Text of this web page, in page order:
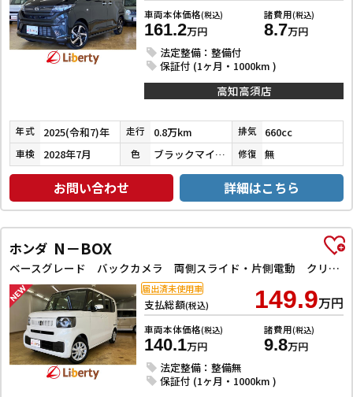
車両本体価格(税込)
161.2万円
諸費用(税込)
8.7万円
法定整備：整備付
保証付 (1ヶ月・1000km )
高知高須店
年式 2025(令和7)年 走行 0.8万km 排気 660cc
車検 2028年7月 色 ブラックマイカメタリック 修復 無
お問い合わせ 詳細はこちら
ホンダ N－BOX
ベースグレード バックカメラ 両側スライド・片側電動 クリアランスソナー オートクルーズコントロール レーンアシスト 衝突被害軽減システム オートライト LEDヘッドランプ スマートキー アイドリングストップ
支払総額(税込) 149.9万円
車両本体価格(税込)
140.1万円
諸費用(税込)
9.8万円
法定整備：整備無
保証付 (1ヶ月・1000km )
届出済未使用車